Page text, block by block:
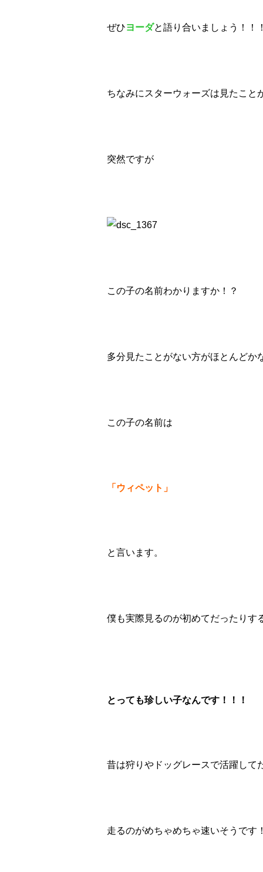
ぜひヨーダと語り合いましょう！！！
ちなみにスターウォーズは見たこと
突然ですが
この子の名前わかりますか！？
多分見たことがない方がほとんどか
この子の名前は
「ウィペット」
と言います。
僕も実際見るのが初めてだったりす
とっても珍しい子なんです！！！
昔は狩りやドッグレースで活躍して
走るのがめちゃめちゃ速いそうです！